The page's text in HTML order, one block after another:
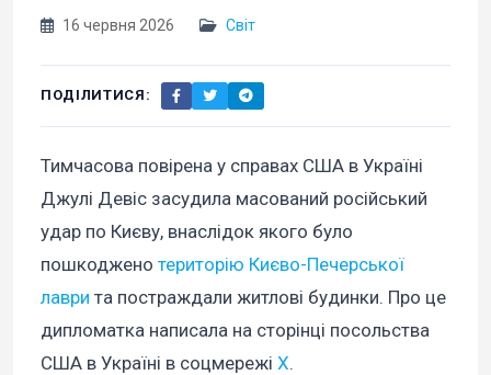
16 червня 2026 Світ
ПОДІЛИТИСЯ:
Тимчасова повірена у справах США в Україні
Джулі Девіс засудила масований російський
удар по Києву, внаслідок якого було
пошкоджено територію Києво-Печерської
лаври та постраждали житлові будинки. Про це
дипломатка написала на сторінці посольства
США в Україні в соцмережі X.